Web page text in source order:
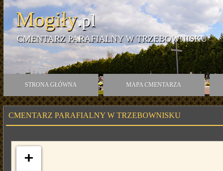
Mogiły.pl
CMENTARZ PARAFIALNY W TRZEBOWNISKU
STRONA GŁÓWNA MAPA CMENTARZA
CMENTARZ PARAFIALNY W TRZEBOWNISKU
+